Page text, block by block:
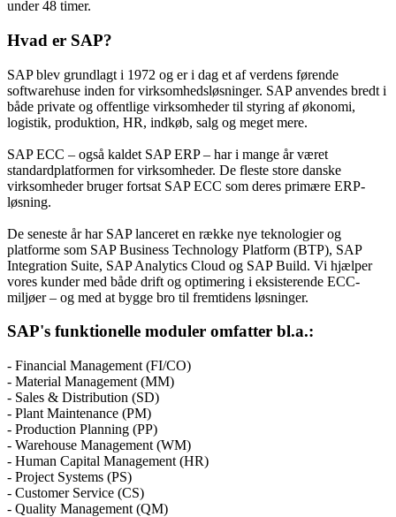
under 48 timer.
Hvad er SAP?
SAP blev grundlagt i 1972 og er i dag et af verdens førende
softwarehuse inden for virksomhedsløsninger. SAP anvendes bredt i
både private og offentlige virksomheder til styring af økonomi,
logistik, produktion, HR, indkøb, salg og meget mere.
SAP ECC – også kaldet SAP ERP – har i mange år været
standardplatformen for virksomheder. De fleste store danske
virksomheder bruger fortsat SAP ECC som deres primære ERP-
løsning.
De seneste år har SAP lanceret en række nye teknologier og
platforme som SAP Business Technology Platform (BTP), SAP
Integration Suite, SAP Analytics Cloud og SAP Build. Vi hjælper
vores kunder med både drift og optimering i eksisterende ECC-
miljøer – og med at bygge bro til fremtidens løsninger.
SAP's funktionelle moduler omfatter bl.a.:
- Financial Management (FI/CO)
- Material Management (MM)
- Sales & Distribution (SD)
- Plant Maintenance (PM)
- Production Planning (PP)
- Warehouse Management (WM)
- Human Capital Management (HR)
- Project Systems (PS)
- Customer Service (CS)
- Quality Management (QM)